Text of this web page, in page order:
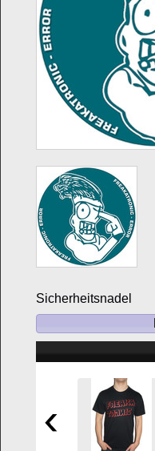
Sicherheitsnadel